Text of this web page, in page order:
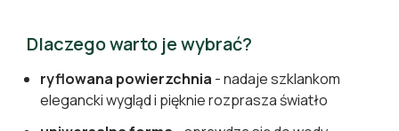
Dlaczego warto je wybrać?
ryflowana powierzchnia - nadaje szklankom
elegancki wygląd i pięknie rozprasza światło